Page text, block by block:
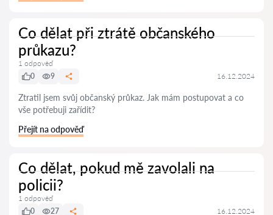
Co dělat při ztrátě občanského
průkazu?
1 odpověď
0
9 16.12.2024
Ztratil jsem svůj občanský průkaz. Jak mám postupovat a co
vše potřebuji zařídit?
Přejít na odpověď
Co dělat, pokud mě zavolali na
policii?
1 odpověď
0
27 16.12.2024